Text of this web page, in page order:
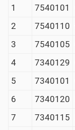
1
7540101
2
7540110
3
7540105
4
7340129
5
7340101
6
7340120
7
7340115